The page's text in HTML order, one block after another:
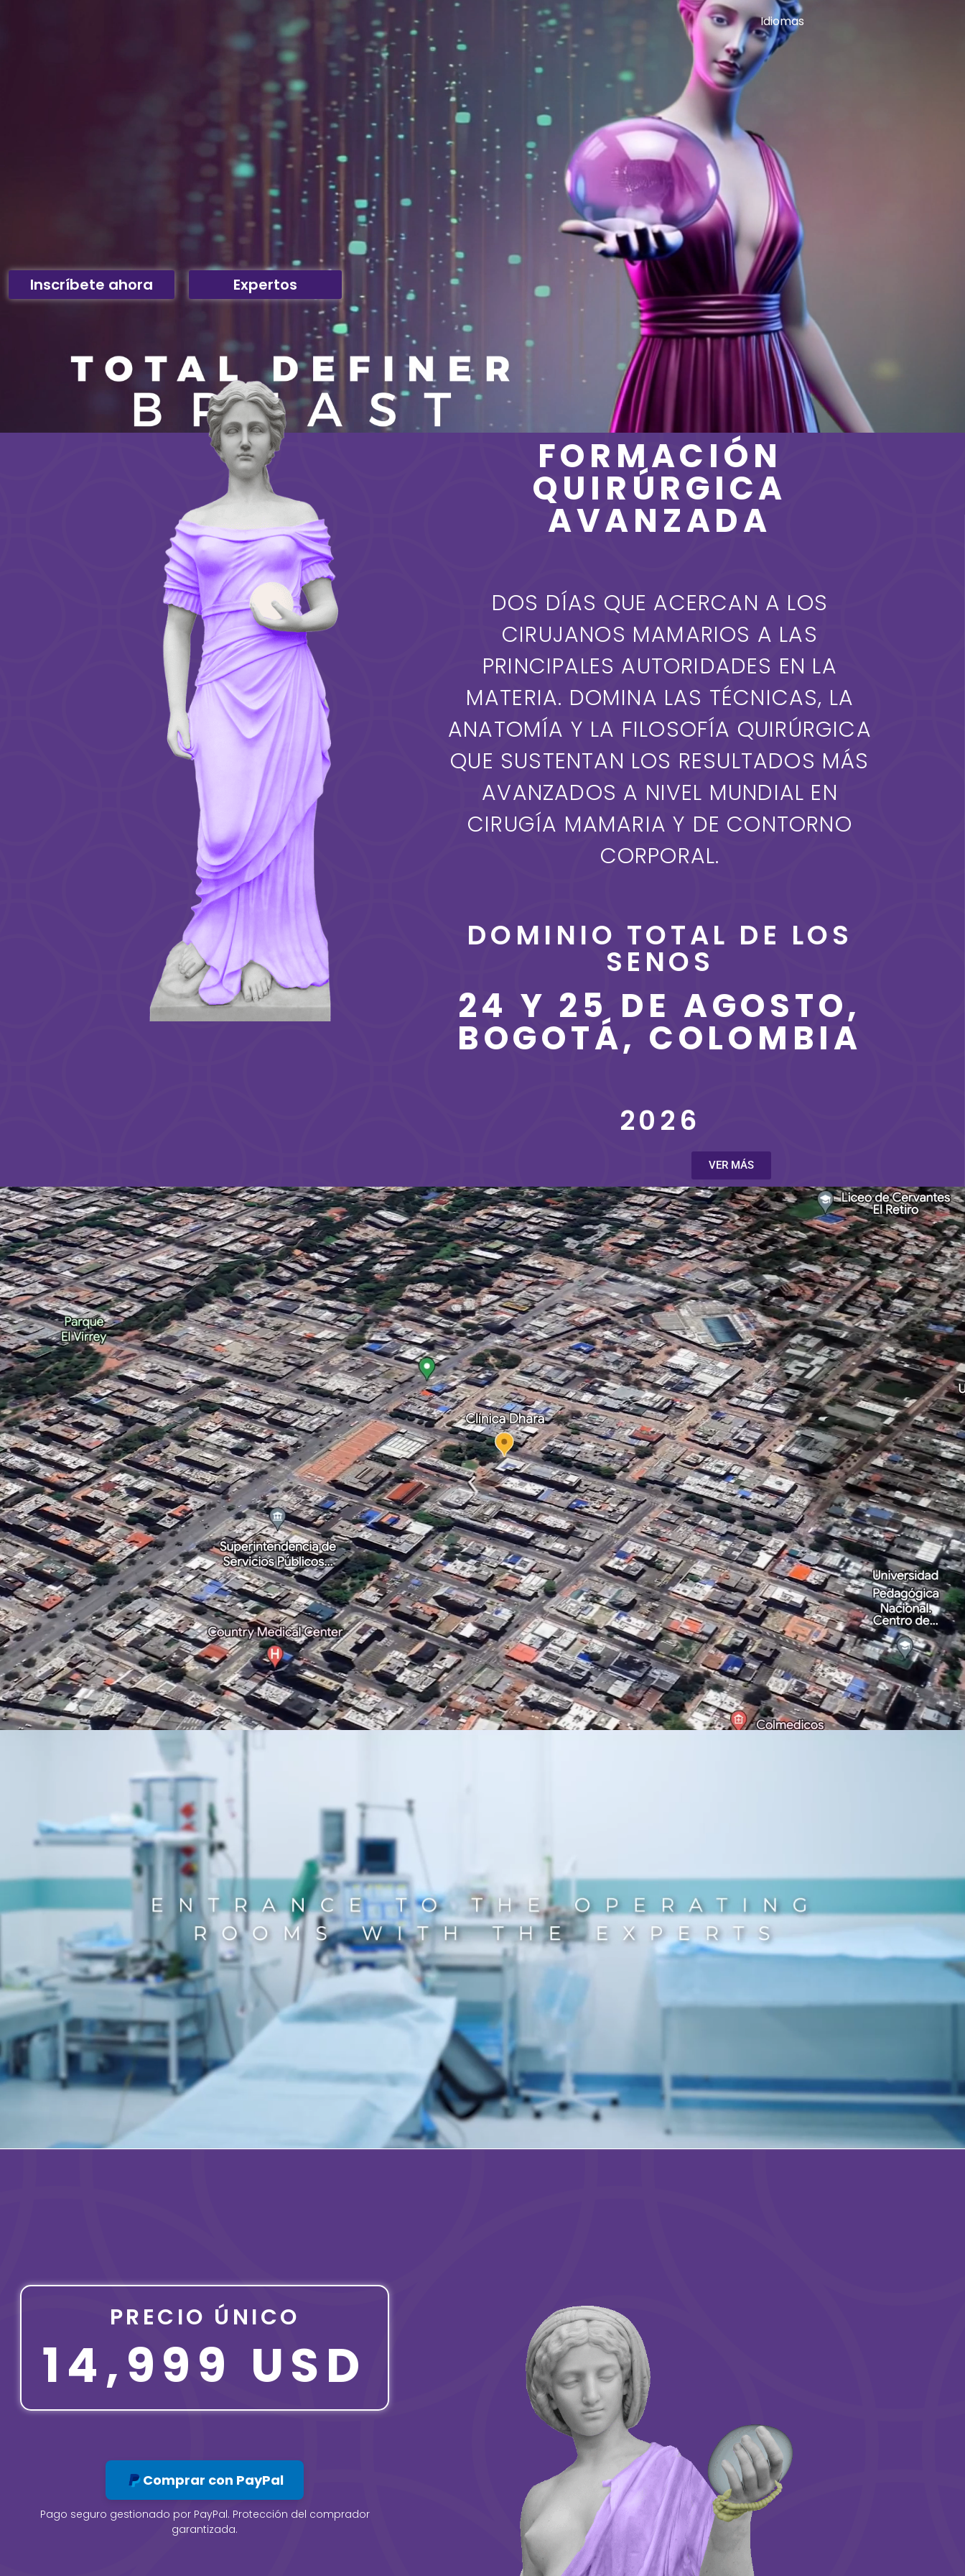
Idiomas
Inscríbete ahora Expertos
FORMACIÓN
QUIRÚRGICA
AVANZADA
DOS DÍAS QUE ACERCAN A LOS
CIRUJANOS MAMARIOS A LAS
PRINCIPALES AUTORIDADES EN LA
MATERIA. DOMINA LAS TÉCNICAS, LA
ANATOMÍA Y LA FILOSOFÍA QUIRÚRGICA
QUE SUSTENTAN LOS RESULTADOS MÁS
AVANZADOS A NIVEL MUNDIAL EN
CIRUGÍA MAMARIA Y DE CONTORNO
CORPORAL.
DOMINIO TOTAL DE LOS
SENOS
24 Y 25 DE AGOSTO,
BOGOTÁ, COLOMBIA
2026
VER MÁS
PRECIO ÚNICO
14,999 USD
Comprar con PayPal
Pago seguro gestionado por PayPal. Protección del comprador
garantizada.